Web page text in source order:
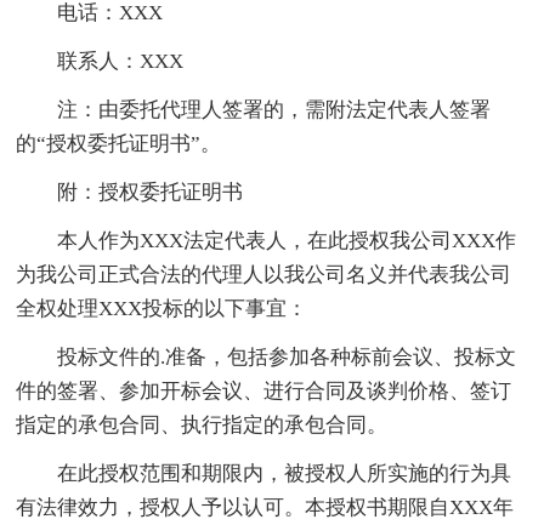
电话：XXX
联系人：XXX
注：由委托代理人签署的，需附法定代表人签署
的“授权委托证明书”。
附：授权委托证明书
本人作为XXX法定代表人，在此授权我公司XXX作
为我公司正式合法的代理人以我公司名义并代表我公司
全权处理XXX投标的以下事宜：
投标文件的.准备，包括参加各种标前会议、投标文
件的签署、参加开标会议、进行合同及谈判价格、签订
指定的承包合同、执行指定的承包合同。
在此授权范围和期限内，被授权人所实施的行为具
有法律效力，授权人予以认可。本授权书期限自XXX年